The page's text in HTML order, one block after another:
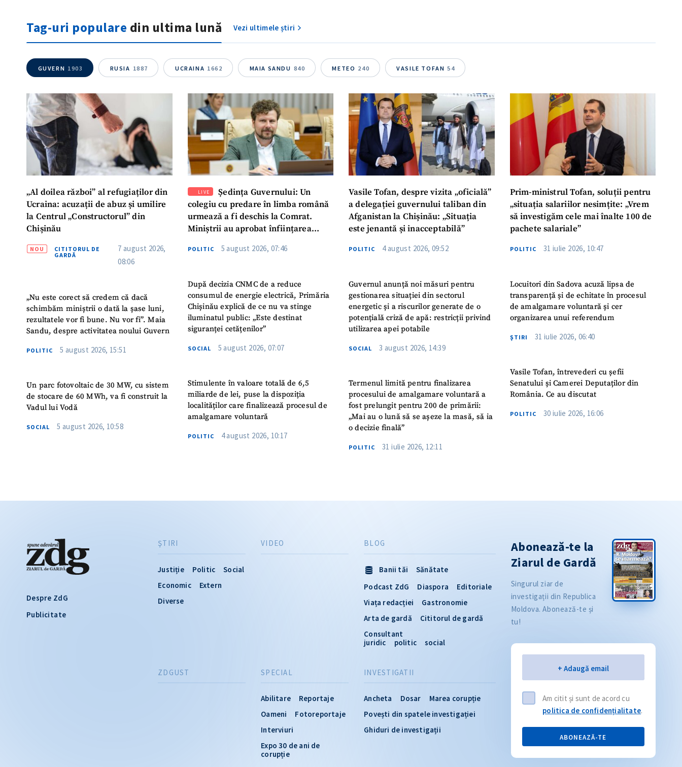
Tag-uri populare din ultima lună Vezi ultimele știri
GUVERN 1903 RUSIA 1887 UCRAINA 1662 MAIA SANDU 840 METEO 240 VASILE TOFAN 54
„Al doilea război” al refugiaților din
Ucraina: acuzații de abuz și umilire
la Centrul „Constructorul” din
Chișinău
NOU
CITITORUL DE
GARDĂ
7 august 2026,
08:06
„Nu este corect să credem că dacă
schimbăm miniștrii o dată la șase luni,
rezultatele vor fi bune. Nu vor fi”. Maia
Sandu, despre activitatea noului Guvern
POLITIC 5 august 2026, 15:51
Un parc fotovoltaic de 30 MW, cu sistem
de stocare de 60 MWh, va fi construit la
Vadul lui Vodă
SOCIAL 5 august 2026, 10:58
LIVE
Ședința Guvernului: Un
colegiu cu predare în limba română
urmează a fi deschis la Comrat.
Miniștrii au aprobat înființarea
Turc „Recep Tayyip Erdogan”
POLITIC 5 august 2026, 07:46
După decizia CNMC de a reduce
consumul de energie electrică, Primăria
Chișinău explică de ce nu va stinge
iluminatul public: „Este destinat
siguranței cetățenilor”
SOCIAL 5 august 2026, 07:07
Stimulente în valoare totală de 6,5
miliarde de lei, puse la dispoziția
localităților care finalizează procesul de
amalgamare voluntară
POLITIC 4 august 2026, 10:17
Vasile Tofan, despre vizita „oficială”
a delegației guvernului taliban din
Afganistan la Chișinău: „Situația
este jenantă și inacceptabilă”
POLITIC 4 august 2026, 09:52
Guvernul anunță noi măsuri pentru
gestionarea situației din sectorul
energetic și a riscurilor generate de o
potențială criză de apă: restricții privind
utilizarea apei potabile
SOCIAL 3 august 2026, 14:39
Termenul limită pentru finalizarea
procesului de amalgamare voluntară a
fost prelungit pentru 200 de primării:
„Mai au o lună să se așeze la masă, să ia
o decizie finală”
POLITIC 31 iulie 2026, 12:11
Prim-ministrul Tofan, soluții pentru
„situația salariilor nesimțite: „Vrem
să investigăm cele mai înalte 100 de
pachete salariale”
POLITIC 31 iulie 2026, 10:47
Locuitori din Sadova acuză lipsa de
transparență și de echitate în procesul
de amalgamare voluntară și cer
organizarea unui referendum
ŞTIRI 31 iulie 2026, 06:40
Vasile Tofan, întrevederi cu șefii
Senatului și Camerei Deputaților din
România. Ce au discutat
POLITIC 30 iulie 2026, 16:06
Despre ZdG
Publicitate
ŞTIRI
Justiție Politic
Social
Economic
Extern
Diverse
INVESTIGATII
Ancheta Dosar
Marea corupție
Povești din spatele investigației
Ghiduri de investigații
VIDEO
SPECIAL
Abilitare
Reportaje
Oameni
Fotoreportaje
Interviuri
Expo 30 de ani de
corupție
BLOG
Banii tăi
Sănătate
Podcast ZdG
Diaspora
Editoriale
Viața redacției
Gastronomie
Arta de gardă
Cititorul de gardă
Consultant
juridic
politic social
ZDGUST
Abonează-te la
Ziarul de Gardă
Singurul ziar de
investigații din Republica
Moldova. Abonează-te și
tu!
+ Adaugă email
Am citit și sunt de acord cu
politica de confidențialitate.
ABONEAZĂ-TE
+ Link media
Mesajul știrei + Mesajul știrei
Am citit și sunt de acord cu
politica de
confidențialitate.
TRIMITE ȘTIREA